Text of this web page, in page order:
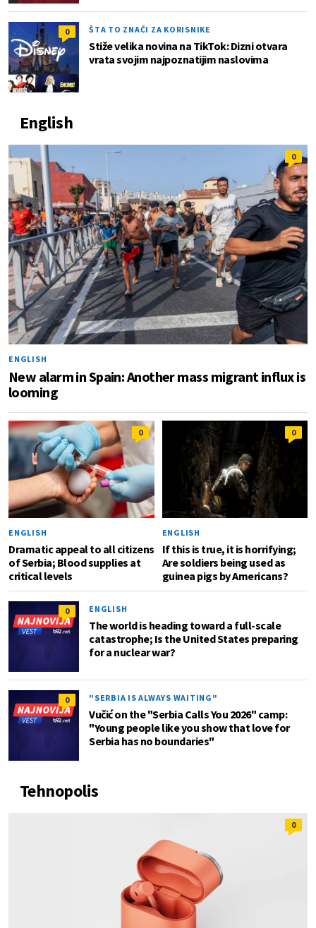
0 ŠTA TO ZNAČI ZA KORISNIKE
Stiže velika novina na TikTok: Dizni otvara
vrata svojim najpoznatijim naslovima
English
0
ENGLISH
New alarm in Spain: Another mass migrant influx is
looming
0
ENGLISH
Dramatic appeal to all citizens
of Serbia; Blood supplies at
critical levels
0
ENGLISH
If this is true, it is horrifying;
Are soldiers being used as
guinea pigs by Americans?
0 ENGLISH
The world is heading toward a full-scale
catastrophe; Is the United States preparing
for a nuclear war?
0 "SERBIA IS ALWAYS WAITING"
Vučić on the "Serbia Calls You 2026" camp:
"Young people like you show that love for
Serbia has no boundaries"
Tehnopolis
0